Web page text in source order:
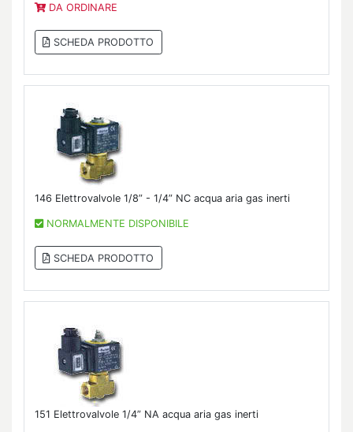
DA ORDINARE
SCHEDA PRODOTTO
146 Elettrovalvole 1/8” - 1/4” NC acqua aria gas inerti
NORMALMENTE DISPONIBILE
SCHEDA PRODOTTO
151 Elettrovalvole 1/4” NA acqua aria gas inerti